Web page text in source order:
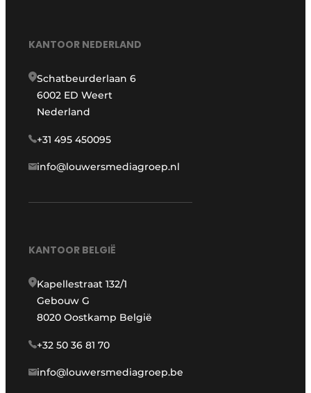
KANTOOR NEDERLAND
Schatbeurderlaan 6
6002 ED Weert
Nederland
+31 495 450095
info@louwersmediagroep.nl
KANTOOR BELGIË
Kapellestraat 132/1
Gebouw G
8020 Oostkamp België
+32 50 36 81 70
info@louwersmediagroep.be